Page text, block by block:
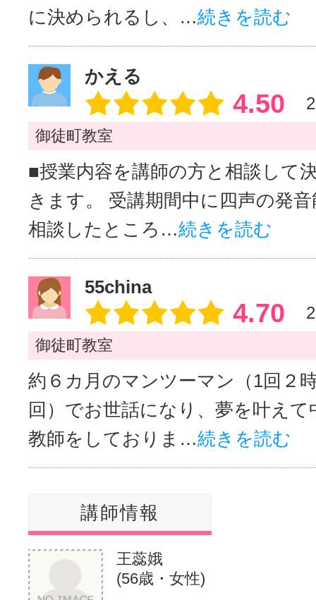
に決められるし、…続きを読む
かえる
4.50
御徒町教室
■授業内容を講師の方と相談して
きます。 受講期間中に四声の発
相談したところ…続きを読む
55china
4.70
御徒町教室
約６カ月のマンツーマン（1回２
回）でお世話になり、夢を叶えて
教師をしておりま…続きを読む
講師情報
王蕊娥
(56歳・女性)